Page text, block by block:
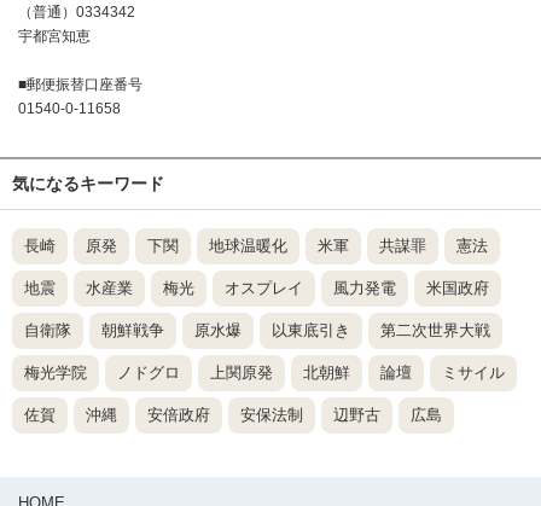
（普通）0334342
宇都宮知恵
■郵便振替口座番号
01540-0-11658
気になるキーワード
長崎 原発 下関 地球温暖化 米軍 共謀罪 憲法
地震 水産業 梅光 オスプレイ 風力発電 米国政府
自衛隊 朝鮮戦争 原水爆 以東底引き 第二次世界大戦
梅光学院 ノドグロ 上関原発 北朝鮮 論壇 ミサイル
佐賀 沖縄 安倍政府 安保法制 辺野古 広島